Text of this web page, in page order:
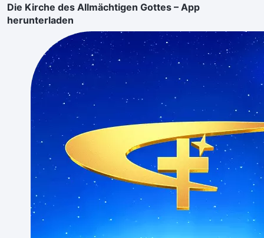
Die Kirche des Allmächtigen Gottes – App
herunterladen